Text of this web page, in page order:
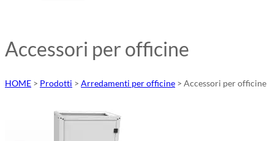
Accessori per officine
HOME > Prodotti > Arredamenti per officine > Accessori per officine